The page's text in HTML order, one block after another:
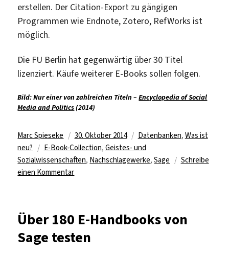
erstellen. Der Citation-Export zu gängigen
Programmen wie Endnote, Zotero, RefWorks ist
möglich.
Die FU Berlin hat gegenwärtig über 30 Titel
lizenziert. Käufe weiterer E-Books sollen folgen.
Bild: Nur einer von zahlreichen Titeln –Encyclopedia of Social
Media and Politics(2014)
Autor
Marc Spieseke
Veröffentlicht
am
30. Oktober 2014 Kategorien
Datenbanken, Was ist
neu?
Schlagwörter
E-Book-Collection, Geistes- und
Sozialwissenschaften, Nachschlagewerke,Sage
Schreibe
einen Kommentarzu
SAGE
Knowledge
abrufen
Über 180 E-Handbooks von
Sage testen